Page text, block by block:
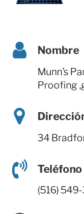
Nombre
Munn’s
Proofing
34
Teléfono
(516)